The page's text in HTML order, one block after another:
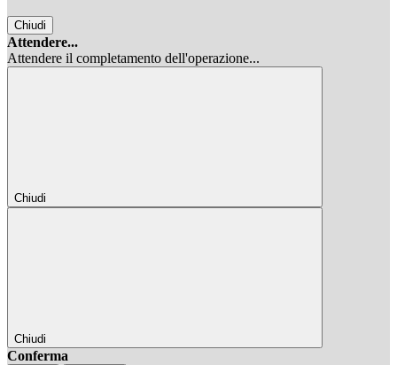
Chiudi
Attendere...
Attendere il completamento dell'operazione...
Chiudi
Chiudi
Conferma